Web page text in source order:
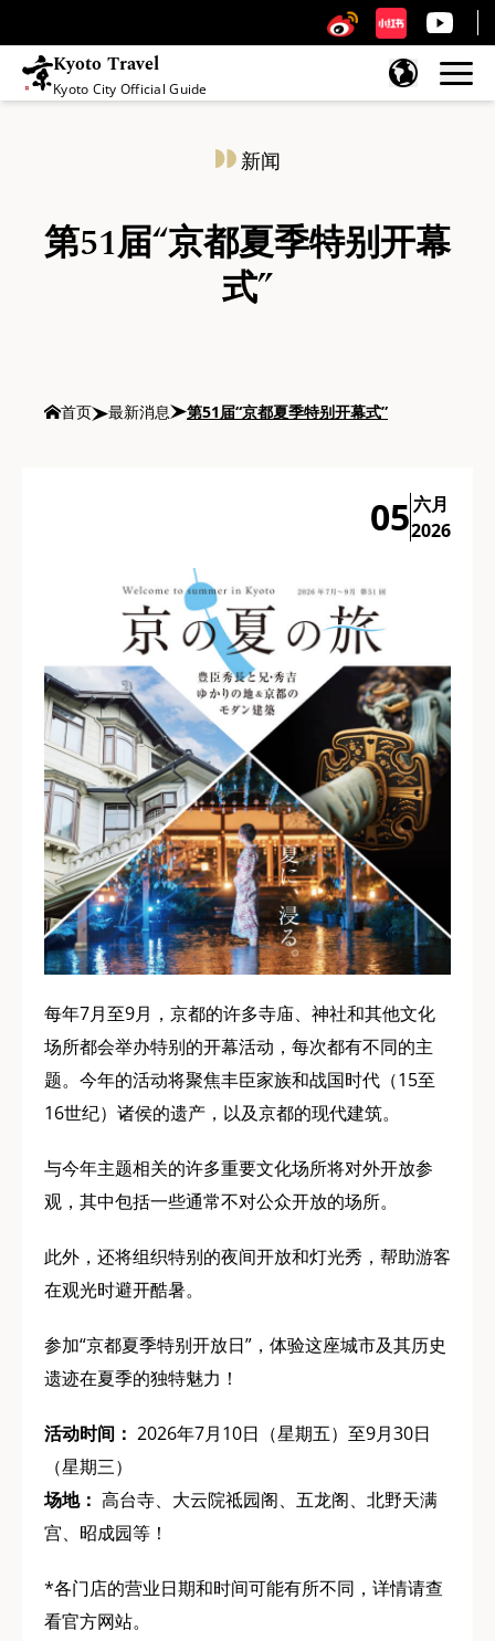
Kyoto Travel
Kyoto City Official Guide
新闻
第51届“京都夏季特别开幕
式”
首页 最新消息 第51届“京都夏季特别开幕式”
05六月
2026
每年7月至9月，京都的许多寺庙、神社和其他文化
场所都会举办特别的开幕活动，每次都有不同的主
题。今年的活动将聚焦丰臣家族和战国时代（15至
16世纪）诸侯的遗产，以及京都的现代建筑。
与今年主题相关的许多重要文化场所将对外开放参
观，其中包括一些通常不对公众开放的场所。
此外，还将组织特别的夜间开放和灯光秀，帮助游客
在观光时避开酷暑。
参加“京都夏季特别开放日”，体验这座城市及其历史
遗迹在夏季的独特魅力！
活动时间： 2026年7月10日（星期五）至9月30日
（星期三）
场地： 高台寺、大云院祗园阁、五龙阁、北野天满
宫、昭成园等！
*各门店的营业日期和时间可能有所不同，详情请查
看官方网站。